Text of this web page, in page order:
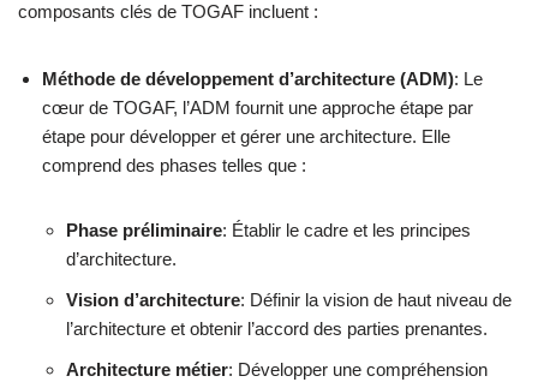
composants clés de TOGAF incluent :
Méthode de développement d’architecture (ADM): Le
cœur de TOGAF, l’ADM fournit une approche étape par
étape pour développer et gérer une architecture. Elle
comprend des phases telles que :
Phase préliminaire: Établir le cadre et les principes
d’architecture.
Vision d’architecture: Définir la vision de haut niveau de
l’architecture et obtenir l’accord des parties prenantes.
Architecture métier: Développer une compréhension